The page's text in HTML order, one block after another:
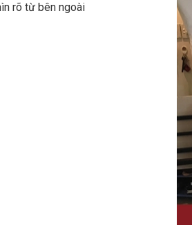
rõ từ bên ngoài